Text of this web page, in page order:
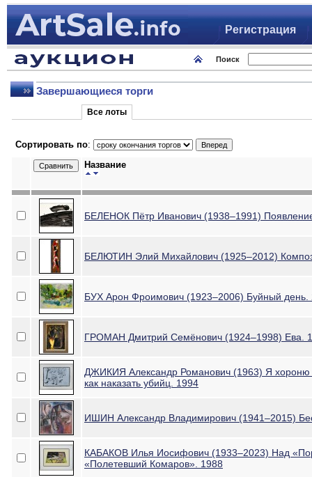
Регистрация
Поиск
Завершающиеся торги
Все лоты
Сортировать по:
Название
БЕЛЕНОК Пётр Иванович (1938–1991)
БЕЛЮТИН Элий Михайлович (1925–2012)
БУХ Арон Фроимович (1923–2006) Буйный день.
ГРОМАН Дмитрий Семёнович (1924–1998) Ева.
ДЖИКИЯ Александр Романович (1963) Я хороню
как наказать убийц. 1994
ИШИН Александр Владимирович (1941–2015)
КАБАКОВ Илья Иосифович (1933–2023) Над
«Полетевший Комаров». 1988